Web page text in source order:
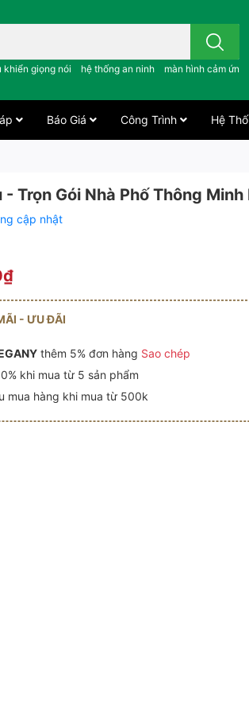
thanh đa vùng ; điều khiển giọng nói ;
khiển giọng nói hệ thống an ninh màn hình cảm ứng
Báo Giá Công Trình Hệ
- Trọn Gói Nhà Phố Thông Minh
cập nhật
- ƯU ĐÃI
thêm 5% đơn hàng Sao chép
khi mua từ 5 sản phẩm
mua hàng khi mua từ 500k